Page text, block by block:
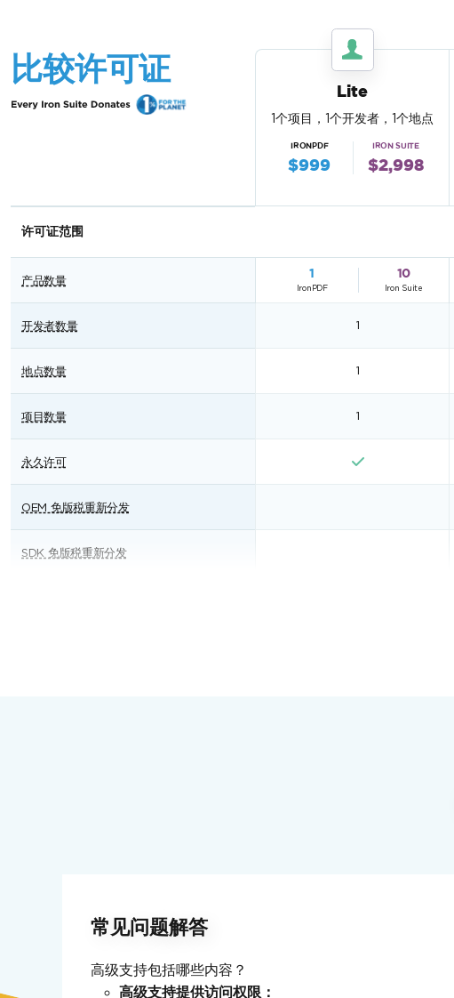
比较许可证
Lite
1个项目，1个开发者，1个地点
IRONPDF
$999
IRON SUITE
$2,998
许可证范围
产品数量
1
IronPDF
10
Iron Suite
开发者数量 1
地点数量 1
项目数量 1
永久许可
OEM 免版税重新分发
SDK 免版税重新分发
常见问题解答
高级支持包括哪些内容？
高级支持提供访问权限：